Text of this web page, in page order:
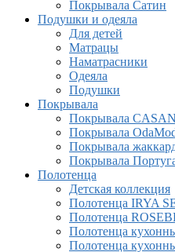
Покрывала Сатин
Подушки и одеяла
Для детей
Матрацы
Наматрасники
Одеяла
Подушки
Покрывала
Покрывалa
Покрывала
Покрывала
Покрывала
Полотенца
Детская коллекция
Полотенца IRYA
Полотенца
Полотенца
Полотенца